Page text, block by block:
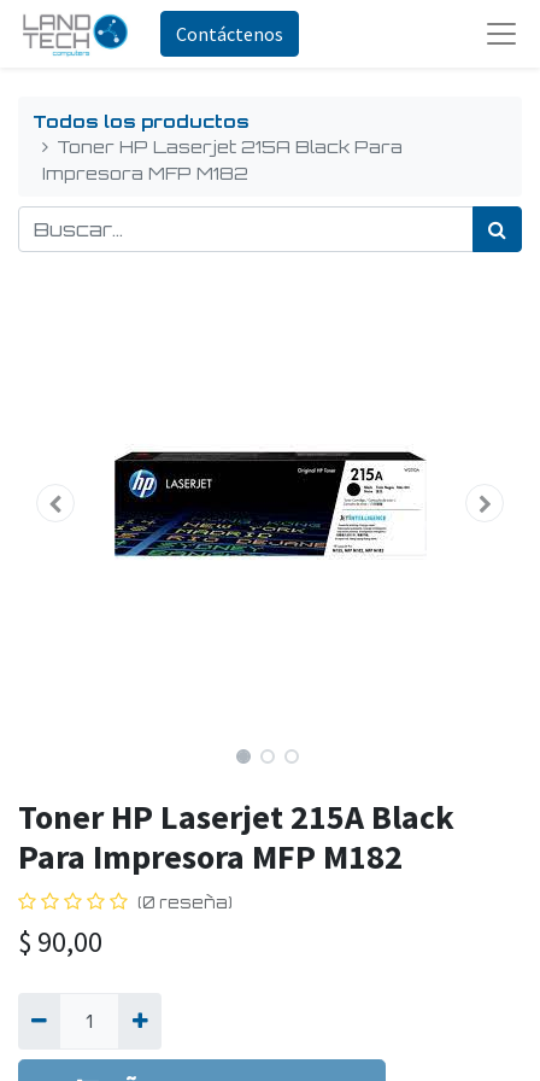
Contáctenos
Todos los productos
Toner HP Laserjet 215A Black Para
Impresora MFP M182
Toner HP Laserjet 215A Black
Para Impresora MFP M182
(0 reseña)
$ 90,00